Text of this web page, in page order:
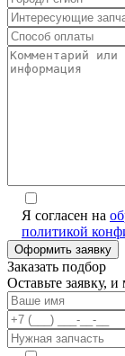
Я согласен на
политикой
Заказать подбор
Оставьте заявку,